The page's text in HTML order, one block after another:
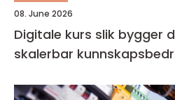
08. June 2026
Digitale kurs slik bygger du en lønnsom og
skalerbar